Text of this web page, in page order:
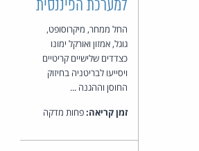
למערכת הפיננסית
החל ממחר, מיקרוסופט,
גוגל, אמזון ואורקל ימונו
כצדדים שלישיים קריטיים
ויסייעו לבריטניה בחיזוק
החוסן וההגנה ...
זמן קריאה:פחות מדקה